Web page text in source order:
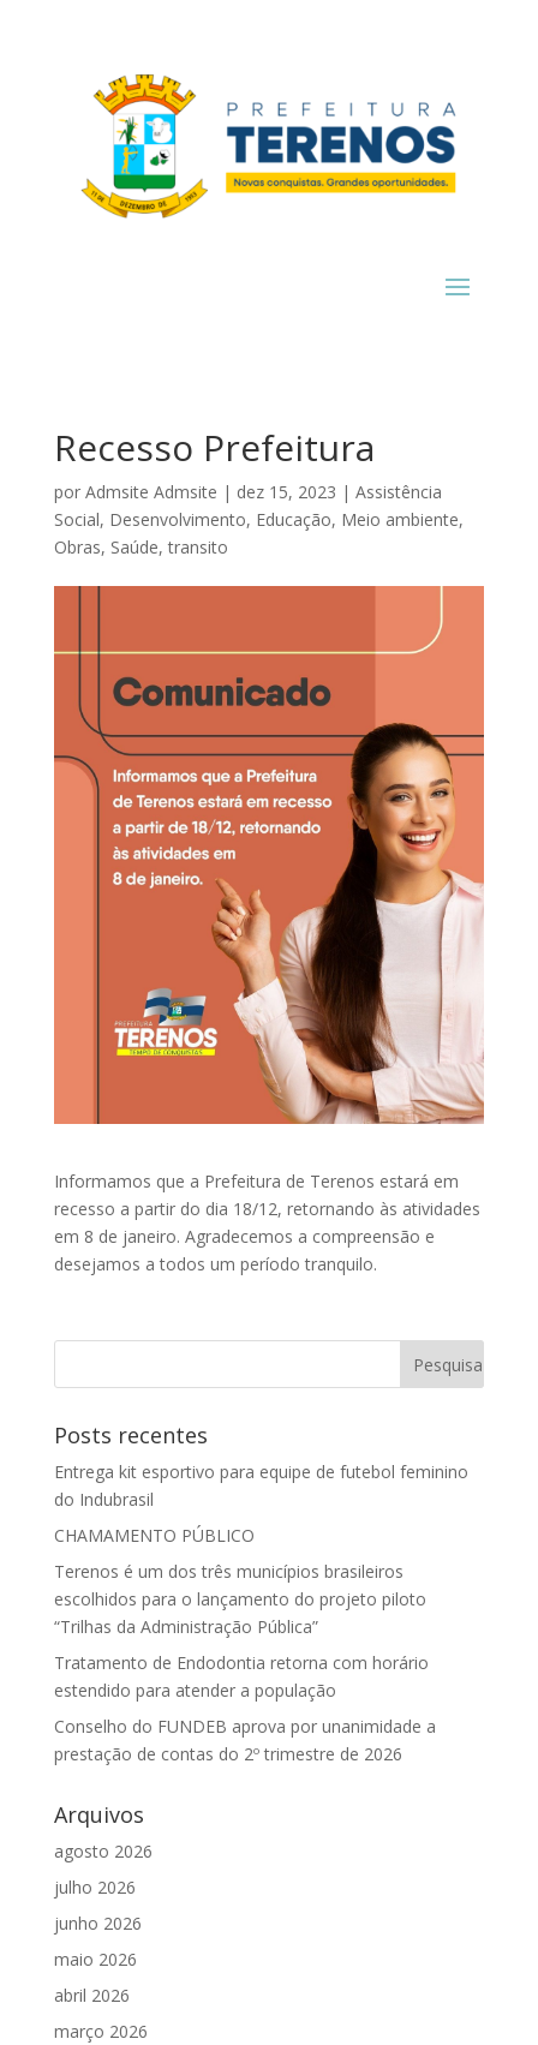
Recesso Prefeitura
por Admsite Admsite | dez 15, 2023 | Assistência
Social, Desenvolvimento, Educação, Meio ambiente,
Obras, Saúde,transito
Informamos que a Prefeitura de Terenos estará em
recesso a partir do dia 18/12, retornando às atividades
em 8 de janeiro. Agradecemos a compreensão e
desejamos a todos um período tranquilo.
Posts recentes
Entrega kit esportivo para equipe de futebol feminino
do Indubrasil
CHAMAMENTO PÚBLICO
Terenos é um dos três municípios brasileiros
escolhidos para o lançamento do projeto piloto
“Trilhas da Administração Pública”
Tratamento de Endodontia retorna com horário
estendido para atender a população
Conselho do FUNDEB aprova por unanimidade a
prestação de contas do 2º trimestre de 2026
Arquivos
agosto 2026
julho 2026
junho 2026
maio 2026
abril 2026
março 2026